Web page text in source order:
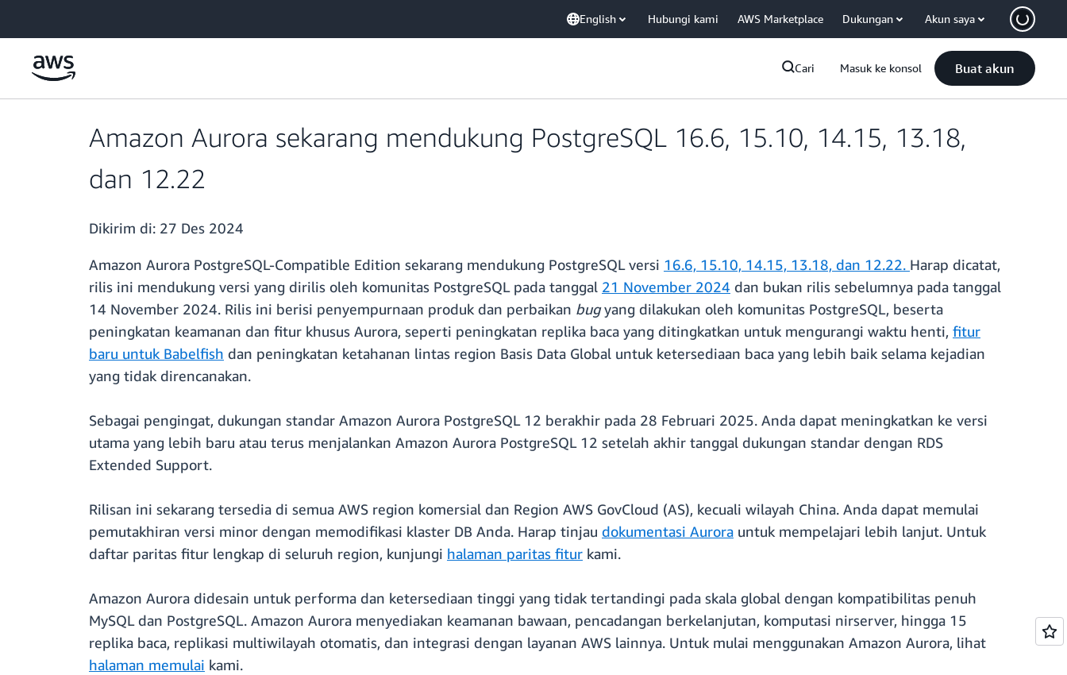
English Hubungi kami AWS Marketplace Dukungan Akun saya
Cari Masuk ke konsol Buat akun
Amazon Aurora sekarang mendukung PostgreSQL 16.6, 15.10, 14.15, 13.18,
dan 12.22
Dikirim di: 27 Des 2024
Amazon Aurora PostgreSQL-Compatible Edition sekarang mendukung PostgreSQL versi 16.6, 15.10, 14.15, 13.18, dan 12.22. Harap dicatat,
rilis ini mendukung versi yang dirilis oleh komunitas PostgreSQL pada tanggal 21 November 2024 dan bukan rilis sebelumnya pada tanggal
14 November 2024. Rilis ini berisi penyempurnaan produk dan perbaikan bugyang dilakukan oleh komunitas PostgreSQL, beserta
peningkatan keamanan dan fitur khusus Aurora, seperti peningkatan replika baca yang ditingkatkan untuk mengurangi waktu henti, fitur
baru untuk Babelfish dan peningkatan ketahanan lintas region Basis Data Global untuk ketersediaan baca yang lebih baik selama kejadian
yang tidak direncanakan.
Sebagai pengingat, dukungan standar Amazon Aurora PostgreSQL 12 berakhir pada 28 Februari 2025. Anda dapat meningkatkan ke versi
utama yang lebih baru atau terus menjalankan Amazon Aurora PostgreSQL 12 setelah akhir tanggal dukungan standar dengan RDS
Extended Support.
Rilisan ini sekarang tersedia di semua AWS region komersial dan Region AWS GovCloud (AS), kecuali wilayah China. Anda dapat memulai
pemutakhiran versi minor dengan memodifikasi klaster DB Anda. Harap tinjau dokumentasi Aurora untuk mempelajari lebih lanjut. Untuk
daftar paritas fitur lengkap di seluruh region, kunjungi halaman paritas fitur kami.
Amazon Aurora didesain untuk performa dan ketersediaan tinggi yang tidak tertandingi pada skala global dengan kompatibilitas penuh
MySQL dan PostgreSQL. Amazon Aurora menyediakan keamanan bawaan, pencadangan berkelanjutan, komputasi nirserver, hingga 15
replika baca, replikasi multiwilayah otomatis, dan integrasi dengan layanan AWS lainnya. Untuk mulai menggunakan Amazon Aurora, lihat
halaman memulai kami.